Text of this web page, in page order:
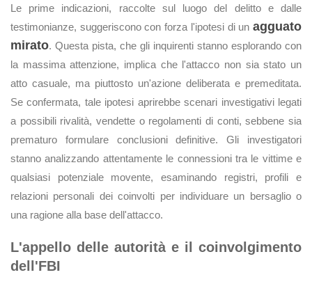
Le prime indicazioni, raccolte sul luogo del delitto e dalle
testimonianze, suggeriscono con forza l'ipotesi di un agguato
mirato. Questa pista, che gli inquirenti stanno esplorando con
la massima attenzione, implica che l'attacco non sia stato un
atto casuale, ma piuttosto un'azione deliberata e premeditata.
Se confermata, tale ipotesi aprirebbe scenari investigativi legati
a possibili rivalità, vendette o regolamenti di conti, sebbene sia
prematuro formulare conclusioni definitive. Gli investigatori
stanno analizzando attentamente le connessioni tra le vittime e
qualsiasi potenziale movente, esaminando registri, profili e
relazioni personali dei coinvolti per individuare un bersaglio o
una ragione alla base dell'attacco.
L'appello delle autorità e il coinvolgimento
dell'FBI